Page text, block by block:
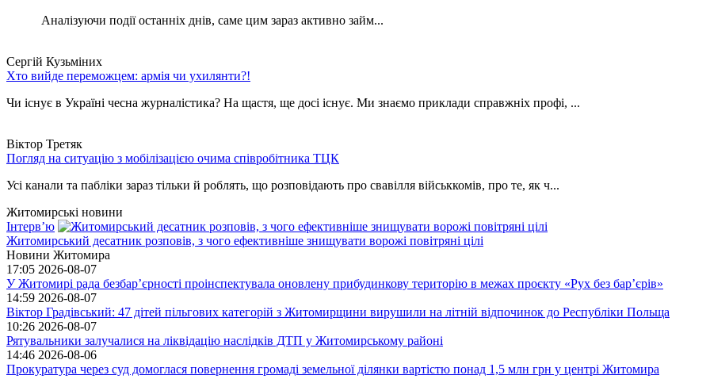
Аналізуючи події останніх днів, саме цим зараз активно займ...
Сергій Кузьміних
Хто вийде переможцем: армія чи ухилянти?!
Чи існує в Україні чесна журналістика? На щастя, ще досі існує. Ми знаємо приклади справжніх профі, ...
Віктор Третяк
Погляд на ситуацію з мобілізацією очима співробітника ТЦК
Усі канали та пабліки зараз тільки й роблять, що розповідають про свавілля військкомів, про те, як ч...
Житомирські новини
Інтерв’ю
Житомирський десатник розповів, з чого ефективніше знищувати ворожі повітряні цілі
Новини Житомира
17:05 2026-08-07
У Житомирі рада безбар’єрності проінспектувала оновлену прибудинкову територію в межах проєкту «Рух без бар’єрів»
14:59 2026-08-07
Віктор Градівський: 47 дітей пільгових категорій з Житомирщини вирушили на літній відпочинок до Республіки Польща
10:26 2026-08-07
Рятувальники залучалися на ліквідацію наслідків ДТП у Житомирському районі
14:46 2026-08-06
Прокуратура через суд домоглася повернення громаді земельної ділянки вартістю понад 1,5 млн грн у центрі Житомира